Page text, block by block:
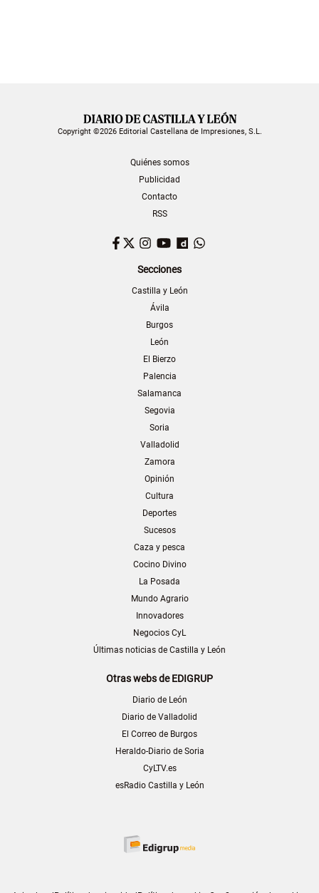
Copyright ©2026 Editorial Castellana de Impresiones, S.L.
Quiénes somos
Publicidad
Contacto
RSS
Facebook
TwitterInstagram
YouTubeDailymotion
Secciones
Castilla y León
Ávila
Burgos
León
El Bierzo
Palencia
Salamanca
Segovia
Soria
Valladolid
Zamora
Opinión
Cultura
Deportes
Sucesos
Caza y pesca
Cocino Divino
La Posada
Mundo Agrario
Innovadores
Negocios CyL
Últimas noticias de Castilla y León
Otras webs de EDIGRUP
Diario de León
Diario de Valladolid
El Correo de Burgos
Heraldo-Diario de Soria
CyLTV.es
esRadio Castilla y León